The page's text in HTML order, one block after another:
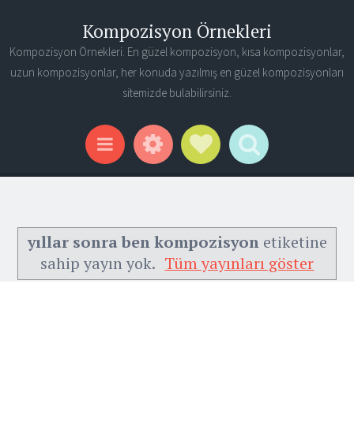
Kompozisyon Örnekleri
Kompozisyon Örnekleri. En güzel kompozisyon, kısa kompozisyonlar,
uzun kompozisyonlar, her konuda yazılmış en güzel kompozisyonları
sitemizde bulabilirsiniz.
Menu WidgetsSocial Links
Search
yıllar sonra ben kompozisyonetiketine
sahip yayın yok. Tüm yayınları göster